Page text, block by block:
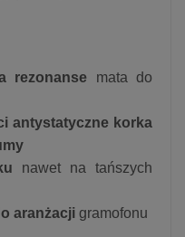
rezonanse mata do
antystatyczne korka
nawet na tańszych
aranżacji gramofonu